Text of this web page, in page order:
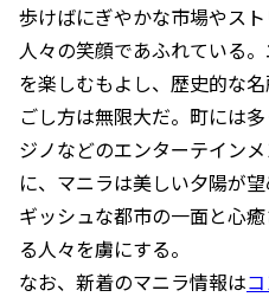
歩けばにぎやかな市場やス
人々の笑顔であふれている
を楽しむもよし、歴史的な
ごし方は無限大だ。町には
ジノなどのエンターテイン
に、マニラは美しい夕陽が
ギッシュな都市の一面と心
る人々を虜にする。
なお、新着のマニラ情報は